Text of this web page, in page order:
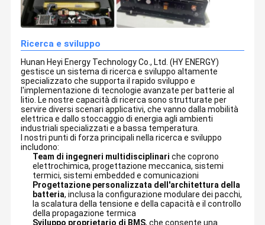
Notizie Casi
Chiedi Un
Preventivo
batteria al litio marina
Litio Ion Battery del carretto di golf
Batteria al litio per carrelli elevatori
batteria al litio del motociclo
Batterie al litio per automobili elettriche
Ricerca e sviluppo
Hunan Heyi Energy Technology Co., Ltd. (HY ENERGY)
gestisce un sistema di ricerca e sviluppo altamente
specializzato che supporta il rapido sviluppo e
l'implementazione di tecnologie avanzate per batterie al
litio. Le nostre capacità di ricerca sono strutturate per
servire diversi scenari applicativi, che vanno dalla mobilità
elettrica e dallo stoccaggio di energia agli ambienti
industriali specializzati e a bassa temperatura.
I nostri punti di forza principali nella ricerca e sviluppo
includono:
Team di ingegneri multidisciplinari che coprono
elettrochimica, progettazione meccanica, sistemi
termici, sistemi embedded e comunicazioni
Progettazione personalizzata dell'architettura della
batteria, inclusa la configurazione modulare dei pacchi,
la scalatura della tensione e della capacità e il controllo
della propagazione termica
Sviluppo proprietario di BMS, che consente una